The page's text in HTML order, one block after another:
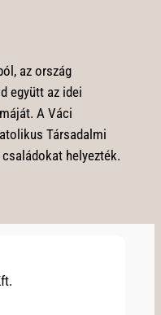
az ország
együtt az idei
A Váci
Társadalmi
helyezték.